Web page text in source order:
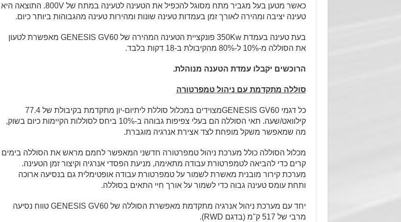
כאשר מטען בעל מגביר מתח מסוגל להכפיל את הטעינה לטעינה במתח של 800V. התוצאה היא
טעינה יציבה ומהירה לאורך זמן בעמדות טעינה שונות ומהירות טעינה מהגבוהות ביותר כיום.
בעת טעינה בעמדת 350Kw פונקציית הטעינה המהירה של GENESIS GV60 מאפשרת לטעון
את הסוללה מ-10% ל-80% מהקיבולת ב-18 דקות בלבד.
הרוכשים יקבלו עמדת הטענה מנוהלת.
סוללה מתקדמת עם ניהול טמפרטורה
כל דגמי GENESIS GV60מצוידים במכלול סוללת ליתיום-יון מתקדמת בקיבולת של 77.4
קילוואט/שעה. תאי הסוללה הם בעלי צפיפות גבוהה ב-10% ביחס לסוללות הקיימות כיום בשוק,
מה שמאפשר משקל מופחת לצד אצירת אנרגיה מוגברת.
מכלול הסוללה כולל מערכת ניהול טמפרטורה חדשני המאפשר לחמם מראש את הסוללה בימים
קרים כדי להביאה לטמפרטורת עבודה מתאימה, מניעת הפסדי אנרגיה וקיצור זמן הטעינה.
מערכת קירור מובנית מאשרת לשמור על טמפרטורת עבודה אופטימלית גם בנסיעה ארוכה
ותחת עומס טעינה גבוה כדי לשמור על אורך חיי התאים בסוללה.
יחד עם מערכת ניהול אנרגיה מתקדמת מאפשרת הסוללה של GENESIS GV60 טווח נסיעה
מרבי של 517 ק"מ (בדגם RWD).